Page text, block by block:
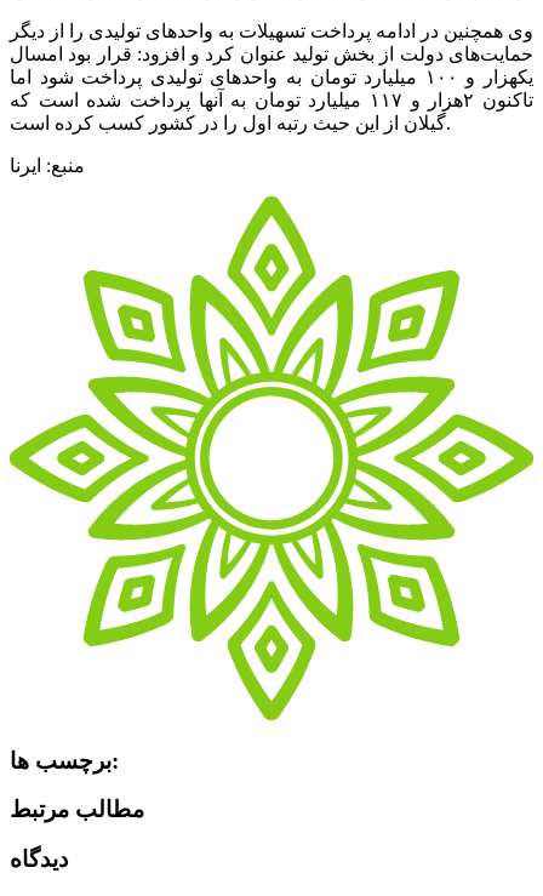
وی همچنین در ادامه پرداخت تسهیلات به واحدهای تولیدی را از دیگر
حمایت‌های دولت از بخش تولید عنوان کرد و افزود: قرار بود امسال
یکهزار و ۱۰۰ میلیارد تومان به واحدهای تولیدی پرداخت شود اما
تاکنون ۲هزار و ۱۱۷ میلیارد تومان به آنها پرداخت شده است که
گیلان از این حیث رتبه اول را در کشور کسب کرده است.
منبع: ایرنا
برچسب ها:
مطالب مرتبط
دیدگاه